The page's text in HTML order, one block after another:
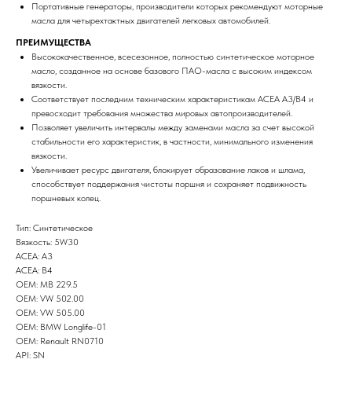
Портативные генераторы, производители которых рекомендуют моторные
масла для четырехтактных двигателей легковых автомобилей.
ПРЕИМУЩЕСТВА
Высококачественное, всесезонное, полностью синтетическое моторное
масло, созданное на основе базового ПАО-масла с высоким индексом
вязкости.
Соответствует последним техническим характеристикам ACEA A3/B4 и
превосходит требования множества мировых автопроизводителей.
Позволяет увеличить интервалы между заменами масла за счет высокой
стабильности его характеристик, в частности, минимального изменения
вязкости.
Увеличивает ресурс двигателя, блокирует образование лаков и шлама,
способствует поддержания чистоты поршня и сохраняет подвижность
поршневых колец.
Тип: Синтетическое
Вязкость: 5W30
ACEA: A3
ACEA: B4
OEM: MB 229.5
OEM: VW 502.00
OEM: VW 505.00
OEM: BMW Longlife-01
OEM: Renault RN0710
API: SN